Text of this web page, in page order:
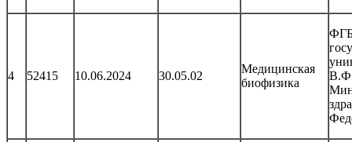
4 52415 10.06.2024 30.05.02
Медицинская
биофизика